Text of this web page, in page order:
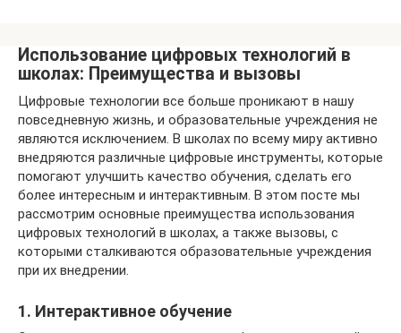
Использование цифровых технологий в
школах: Преимущества и вызовы
Цифровые технологии все больше проникают в нашу
повседневную жизнь, и образовательные учреждения не
являются исключением. В школах по всему миру активно
внедряются различные цифровые инструменты, которые
помогают улучшить качество обучения, сделать его
более интересным и интерактивным. В этом посте мы
рассмотрим основные преимущества использования
цифровых технологий в школах, а также вызовы, с
которыми сталкиваются образовательные учреждения
при их внедрении.
1. Интерактивное обучение